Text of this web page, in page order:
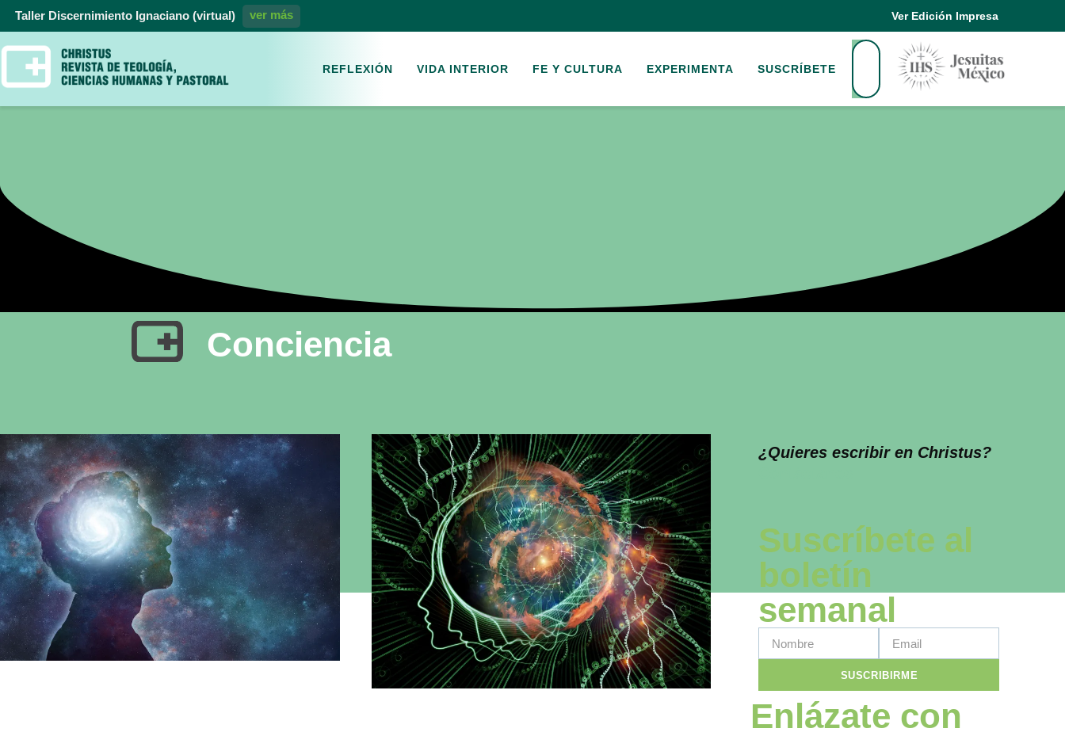
Taller Discernimiento Ignaciano (virtual) ver más Ver Edición Impresa
REFLEXIÓN VIDA INTERIOR FE Y CULTURA EXPERIMENTA SUSCRÍBETE
Conciencia
¿Quieres escribir en Christus?
Suscríbete al
boletín
semanal
SUSCRIBIRME
Enlázate con